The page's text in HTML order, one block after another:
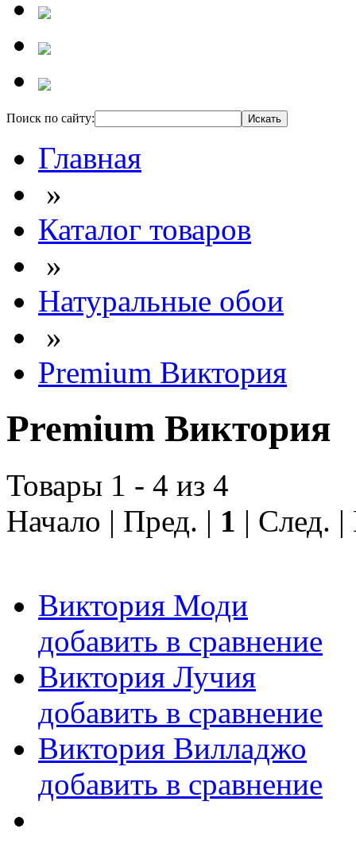
Поиск по сайту:
Главная
»
Каталог товаров
»
Натуральные обои
»
Premium Виктория
Premium Виктория
Товары 1 - 4 из 4
Начало | Пред. | 1 | След.
Виктория Моди
добавить в сравнение
Виктория Лучия
добавить в сравнение
Виктория Вилладжо
добавить в сравнение